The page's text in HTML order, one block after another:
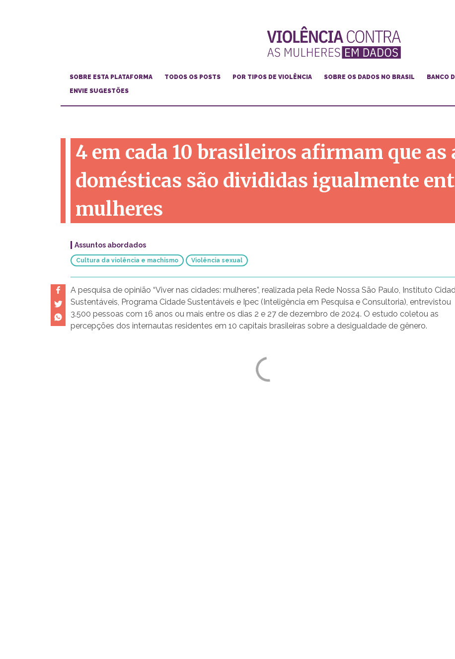
SOBRE ESTA PLATAFORMA TODOS OS POSTS POR TIPOS DE VIOLÊNCIA
Violência contra mulheres lésbicas, bis e trans
Violência e racismo
Todas as violências
SOBRE OS DADOS NO BRASIL
BANCO
ENVIE SUGESTÕES
4 em cada 10 brasileiros afirmam que as
domésticas são divididas igualmente
mulheres
Assuntos abordados
Cultura da violência e machismo Violência sexual
A pesquisa de opinião “Viver nas cidades: mulheres”, realizada pela Rede Nossa São Paulo, Instituto
Sustentáveis, Programa Cidade Sustentáveis e Ipec (Inteligência em Pesquisa e Consultoria), entrevistou
3.500 pessoas com 16 anos ou mais entre os dias 2 e 27 de dezembro de 2024. O estudo coletou as
percepções dos internautas residentes em 10 capitais brasileiras sobre a desigualdade de gênero.